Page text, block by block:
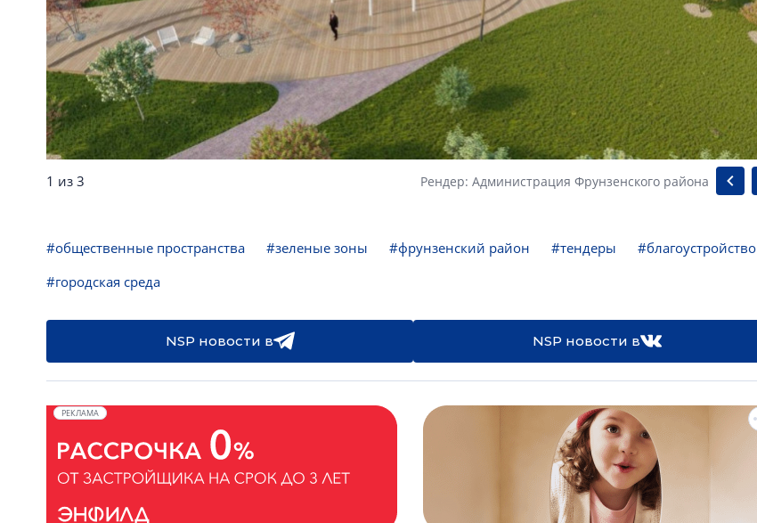
1 из 3 Рендер: Администрация Фрунзенского района
#общественные пространства #зеленые зоны #фрунзенский район #тендеры
#благоустройство
#городская среда
NSP новости в NSP новости в
РЕКЛАМА